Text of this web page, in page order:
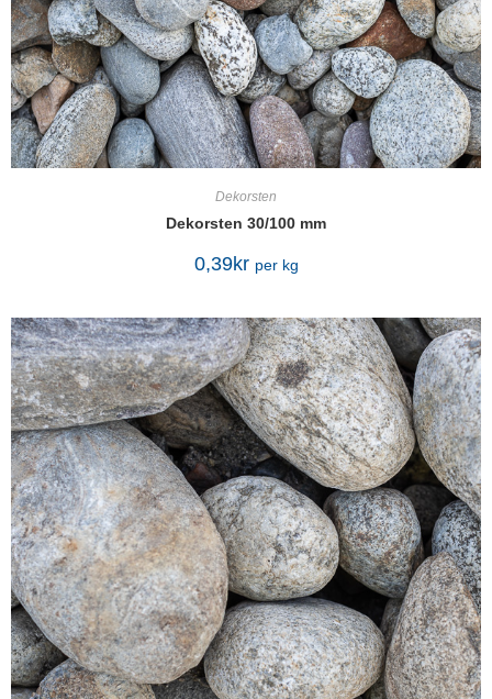
Dekorsten
Dekorsten 30/100 mm
0,39kr per kg